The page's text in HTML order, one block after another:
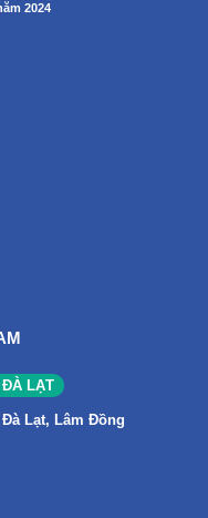
2024
ĐÀ LẠT
Lạt, Lâm Đồng